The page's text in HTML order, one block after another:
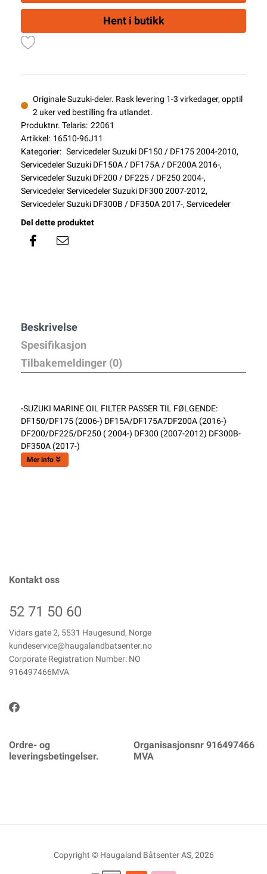
Hent i butikk
Originale Suzuki-deler. Rask levering 1-3 virkedager, opptil
2 uker ved bestilling fra utlandet.
Produktnr. Telaris: 22061
Artikkel: 16510-96J11
Kategorier: Servicedeler Suzuki DF150 / DF175 2004-2010,
Servicedeler Suzuki DF150A / DF175A / DF200A 2016-,
Servicedeler Suzuki DF200 / DF225 / DF250 2004-,
Servicedeler Servicedeler Suzuki DF300 2007-2012,
Servicedeler Suzuki DF300B / DF350A 2017-, Servicedeler
Del dette produktet
Beskrivelse
Spesifikasjon
Tilbakemeldinger (0)
-SUZUKI MARINE OIL FILTER PASSER TIL FØLGENDE:
DF150/DF175 (2006-) DF15A/DF175A7DF200A (2016-)
DF200/DF225/DF250 ( 2004-) DF300 (2007-2012) DF300B-
DF350A (2017-)
Mer info
Kontakt oss
52 71 50 60
Vidars gate 2, 5531 Haugesund, Norge
kundeservice@haugalandbatsenter.no
Corporate Registration Number: NO
916497466MVA
Ordre- og
leveringsbetingelser.
Organisasjonsnr 916497466
MVA
Copyright © Haugaland Båtsenter AS, 2026